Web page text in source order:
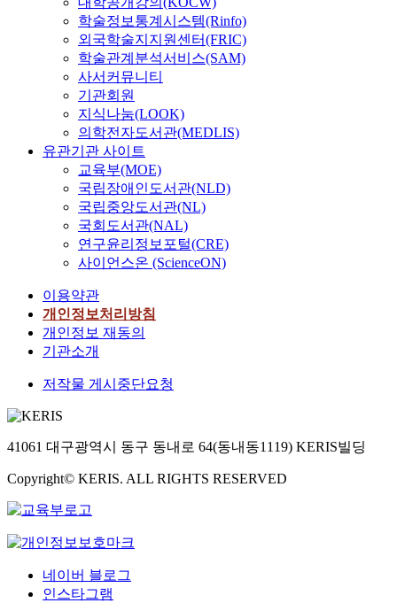
학술정보통계시스템(Rinfo)
외국학술지지원센터(FRIC)
학술관계분석서비스(SAM)
사서커뮤니티
기관회원
지식나눔(LOOK)
의학전자도서관(MEDLIS)
유관기관 사이트
교육부(MOE)
국립장애인도서관(NLD)
국립중앙도서관(NL)
국회도서관(NAL)
연구윤리정보포털(CRE)
사이언스온 (ScienceON)
이용약관
개인정보처리방침
개인정보 재동의
기관소개
저작물 게시중단요청
41061 대구광역시 동구 동내로 64(동내동1119) KERIS빌딩
Copyright© KERIS. ALL RIGHTS RESERVED
네이버 블로그
인스타그램